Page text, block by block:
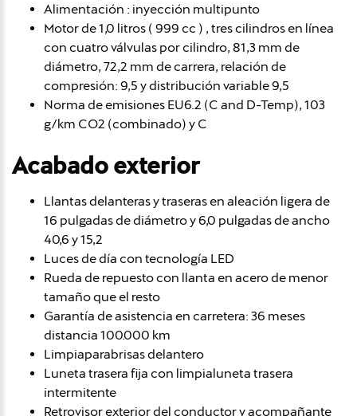
Alimentación : inyección multipunto
Motor de 1,0 litros ( 999 cc ) , tres cilindros en línea
con cuatro válvulas por cilindro, 81,3 mm de
diámetro, 72,2 mm de carrera, relación de
compresión: 9,5 y distribución variable 9,5
Norma de emisiones EU6.2 (C and D-Temp), 103
g/km CO2 (combinado) y C
Acabado exterior
Llantas delanteras y traseras en aleación ligera de
16 pulgadas de diámetro y 6,0 pulgadas de ancho
40,6 y 15,2
Luces de día con tecnología LED
Rueda de repuesto con llanta en acero de menor
tamaño que el resto
Garantía de asistencia en carretera: 36 meses
distancia 100.000 km
Limpiaparabrisas delantero
Luneta trasera fija con limpialuneta trasera
intermitente
Retrovisor exterior del conductor y acompañante